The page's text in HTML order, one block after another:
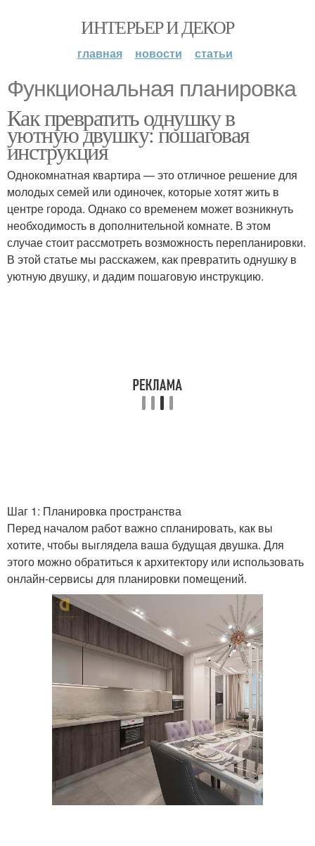
ИНТЕРЬЕР И ДЕКОР
главная новости статьи
Функциональная планировка
Как превратить однушку в
уютную двушку: пошаговая
инструкция
Однокомнатная квартира — это отличное решение для
молодых семей или одиночек, которые хотят жить в
центре города. Однако со временем может возникнуть
необходимость в дополнительной комнате. В этом
случае стоит рассмотреть возможность перепланировки.
В этой статье мы расскажем, как превратить однушку в
уютную двушку, и дадим пошаговую инструкцию.
Шаг 1: Планировка пространства
Перед началом работ важно спланировать, как вы
хотите, чтобы выглядела ваша будущая двушка. Для
этого можно обратиться к архитектору или использовать
онлайн-сервисы для планировки помещений.